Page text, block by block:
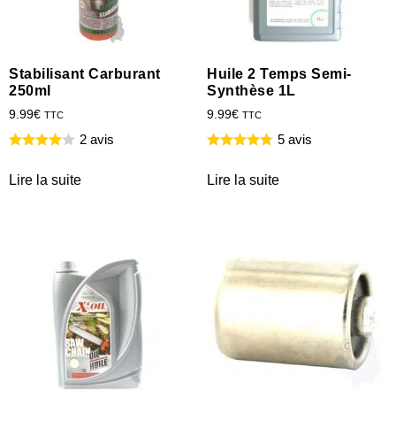
Stabilisant Carburant
250ml
9.99€ TTC
2 avis
Lire la suite
Huile 2 Temps Semi-
Synthèse 1L
9.99€ TTC
5 avis
Lire la suite